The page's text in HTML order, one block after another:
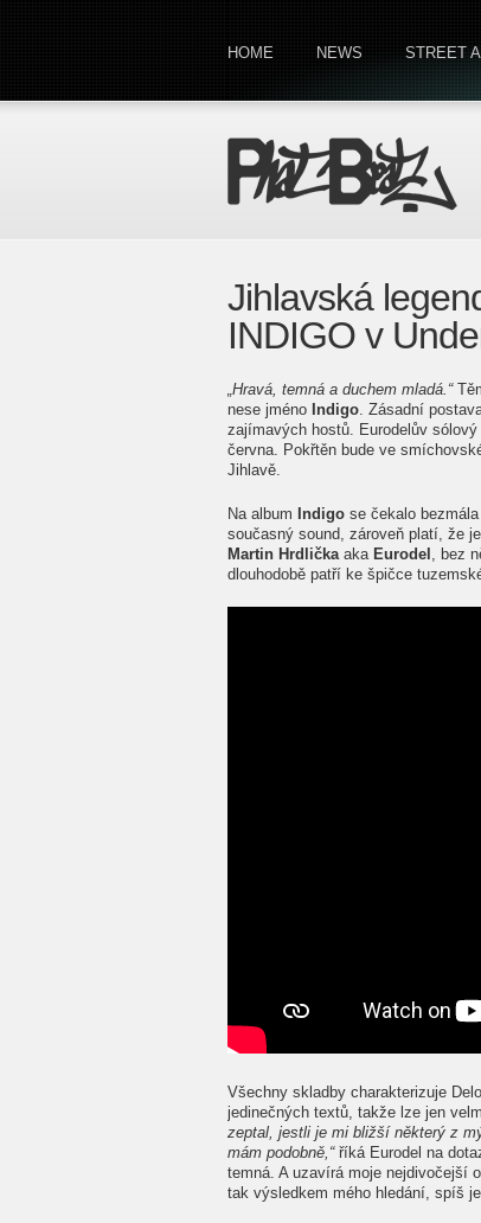
HOME NEWS STREET
Jihlavská
INDIGO v
„Hravá, temná a duchem mladá.“
nese jméno Indigo. Zásadní
zajímavých hostů. Eurodelův
června. Pokřtěn bude ve
Jihlavě.
Na album Indigo se čekalo
současný sound, zároveň platí, že
Martin Hrdlička aka Eurodel , bez
dlouhodobě patří ke špičce
Všechny skladby charakterizuje
jedinečných textů, takže lze jen
zeptal, jestli je mi bližší některý z
mám podobně,“říká Eurodel na
temná. A uzavírá moje nejdivočejší
tak výsledkem mého hledání, spíš